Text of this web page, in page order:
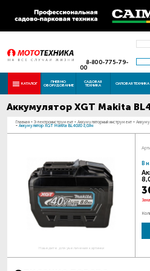
8-800-775-79-
00
КАТАЛОГ ПНЕВМО
ОБОРУДОВАНИЕ
САДОВАЯ
ТЕХНИКА СИЛОВАЯ ТЕХНИКА
Аккумулятор XGT Makita
Главная - Электроинструмент - Аккумуляторный инструмент -
- Аккумулятор XGT Makita BL4080 8,0Ач
Наведите для увеличения картинки
В